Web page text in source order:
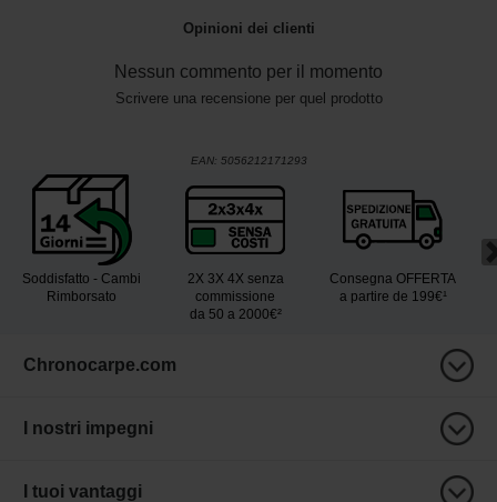
Opinioni dei clienti
Nessun commento per il momento
Scrivere una recensione per quel prodotto
EAN: 5056212171293
Soddisfatto - Cambi
Rimborsato
2X 3X 4X senza
commissione
da 50 a 2000€²
Consegna OFFERTA
a partire de 199€¹
Chronocarpe.com
I nostri impegni
I tuoi vantaggi